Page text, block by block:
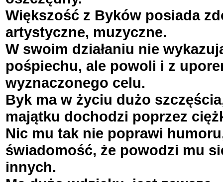
Większość z Byków posiada
artystyczne, muzyczne.
W swoim działaniu nie
pośpiechu, ale powoli i z
wyznaczonego celu.
Byk ma w życiu dużo
majątku dochodzi poprzez
Nic mu tak nie poprawi
świadomość, że powodzi mu
innych.